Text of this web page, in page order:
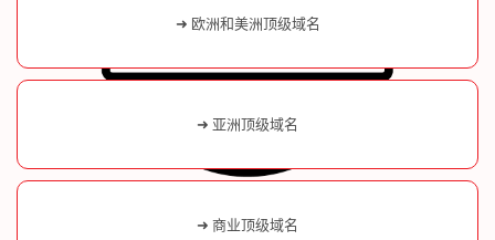
➜ 欧洲和美洲顶级域名
➜ 亚洲顶级域名
➜ 商业顶级域名